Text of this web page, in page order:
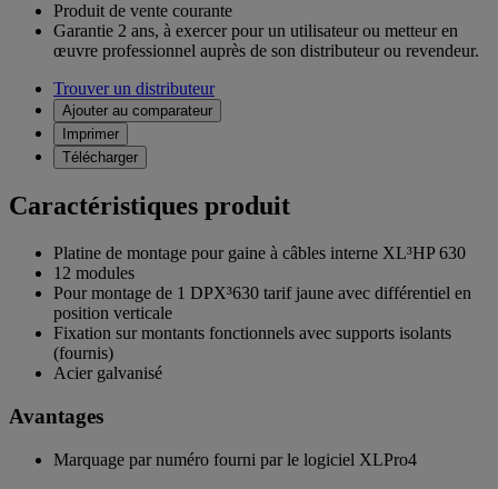
Produit de vente courante
Garantie 2 ans, à exercer pour un utilisateur ou metteur en
œuvre professionnel auprès de son distributeur ou revendeur.
Trouver un distributeur
Ajouter au comparateur
Imprimer
Télécharger
Caractéristiques produit
Platine de montage pour gaine à câbles interne XL³HP 630
12 modules
Pour montage de 1 DPX³630 tarif jaune avec différentiel en
position verticale
Fixation sur montants fonctionnels avec supports isolants
(fournis)
Acier galvanisé
Avantages
Marquage par numéro fourni par le logiciel XLPro4